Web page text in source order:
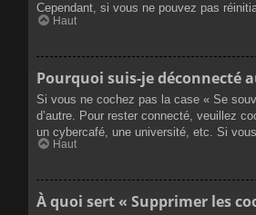
Cependant, si vous ne pouvez pas
Haut
Pourquoi suis-je déconnecté
Si vous ne cochez pas la case « Se
d’autre. Pour rester connecté, veuillez
un cybercafé, une université, etc. Si
Haut
À quoi sert « Supprimer les